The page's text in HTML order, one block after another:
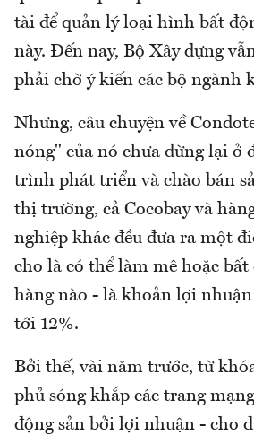
tài để quản lý loại hình bất
này. Đến nay, Bộ Xây dựng
phải chờ ý kiến các bộ ngành
Nhưng, câu chuyện về
nóng" của nó chưa dừng lại ở
trình phát triển và chào bán
thị trường, cả Cocobay và
nghiệp khác đều đưa ra một
cho là có thể làm mê hoặc
hàng nào - là khoản lợi
tới 12%.
Bởi thế, vài năm trước, từ
phủ sóng khắp các trang
động sản bởi lợi nhuận - cho